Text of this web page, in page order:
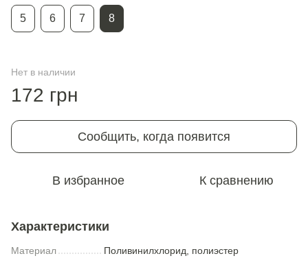
5 6 7 8
Нет в наличии
172 грн
Сообщить, когда появится
В избранное К сравнению
Характеристики
Материал Поливинилхлорид, полиэстер